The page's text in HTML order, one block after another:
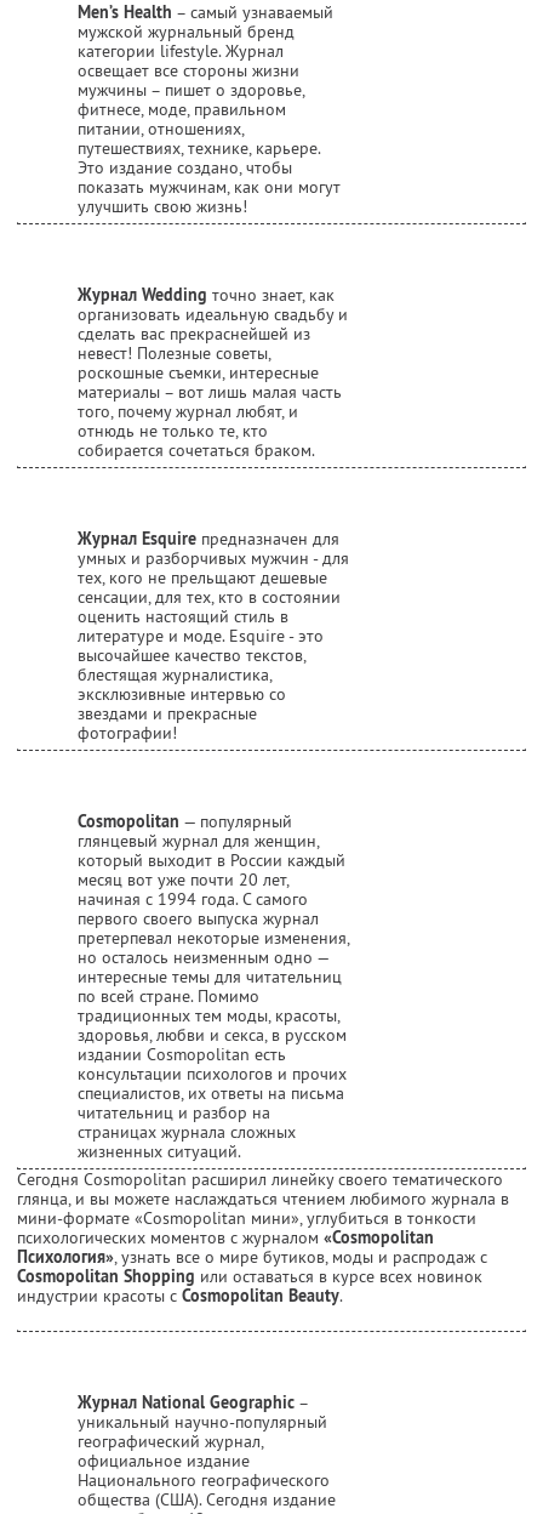
Men’s Health – самый узнаваемый
мужской журнальный бренд
категории lifestyle. Журнал
освещает все стороны жизни
мужчины – пишет о здоровье,
фитнесе, моде, правильном
питании, отношениях,
путешествиях, технике, карьере.
Это издание создано, чтобы
показать мужчинам, как они могут
улучшить свою жизнь!
Журнал Wedding точно знает, как
организовать идеальную свадьбу и
сделать вас прекраснейшей из
невест! Полезные советы,
роскошные съемки, интересные
материалы – вот лишь малая часть
того, почему журнал любят, и
отнюдь не только те, кто
собирается сочетаться браком.
Журнал Esquire предназначен для
умных и разборчивых мужчин - для
тех, кого не прельщают дешевые
сенсации, для тех, кто в состоянии
оценить настоящий стиль в
литературе и моде. Esquire - это
высочайшее качество текстов,
блестящая журналистика,
эксклюзивные интервью со
звездами и прекрасные
фотографии!
Cosmopolitan — популярный
глянцевый журнал для женщин,
который выходит в России каждый
месяц вот уже почти 20 лет,
начиная с 1994 года. С самого
первого своего выпуска журнал
претерпевал некоторые изменения,
но осталось неизменным одно —
интересные темы для читательниц
по всей стране. Помимо
традиционных тем моды, красоты,
здоровья, любви и секса, в русском
издании Cosmopolitan есть
консультации психологов и прочих
специалистов, их ответы на письма
читательниц и разбор на
страницах журнала сложных
жизненных ситуаций.
Сегодня Cosmopolitan расширил линейку своего тематического
глянца, и вы можете наслаждаться чтением любимого журнала в
мини-формате «Cosmopolitan мини», углубиться в тонкости
психологических моментов с журналом «Cosmopolitan
Психология», узнать все о мире бутиков, моды и распродаж с
Cosmopolitan Shopping или оставаться в курсе всех новинок
индустрии красоты с Cosmopolitan Beauty.
Журнал National Geographic –
уникальный научно-популярный
географический журнал,
официальное издание
Национального географического
общества (США). Сегодня издание